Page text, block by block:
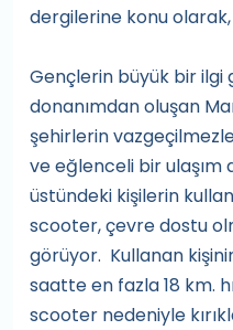
dergilerine konu
Gençlerin büyük bir
donanımdan oluşan
şehirlerin
ve eğlenceli bir ulaşım
üstündeki kişilerin
scooter, çevre dostu
görüyor. Kullanan
saatte en fazla 18 km.
scooter nedeniyle